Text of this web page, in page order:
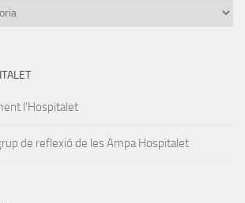
l’Hospitalet
de reflexió de les Ampa Hospitalet